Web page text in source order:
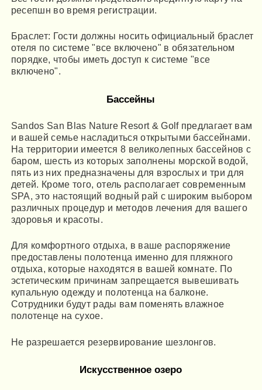
ресепшн во время регистрации.
Браслет: Гости должны носить официальный браслет
отеля по системе "все включено" в обязательном
порядке, чтобы иметь доступ к системе "все
включено".
Бассейны
Sandos San Blas Nature Resort & Golf предлагает вам
и вашей семье насладиться открытыми бассейнами.
На территории имеется 8 великолепных бассейнов с
баром, шесть из которых заполнены морской водой,
пять из них предназначены для взрослых и три для
детей. Кроме того, отель располагает современным
SPA, это настоящий водный рай с широким выбором
различных процедур и методов лечения для вашего
здоровья и красоты.
Для комфортного отдыха, в ваше распоряжение
предоставлены полотенца именно для пляжного
отдыха, которые находятся в вашей комнате. По
эстетическим причинам запрещается вывешивать
купальную одежду и полотенца на балконе.
Сотрудники будут рады вам поменять влажное
полотенце на сухое.
Не разрешается резервирование шезлонгов.
Искусственное озеро